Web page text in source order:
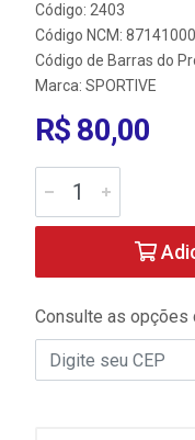
Código: 2403
Código NCM: 87141000
Código de Barras do
Marca: SPORTIVE
R$ 80,00
Consulte as opções